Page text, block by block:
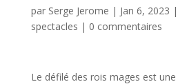
par Serge Jerome | Jan 6, 2023 |
spectacles | 0 commentaires
Le défilé des rois mages est